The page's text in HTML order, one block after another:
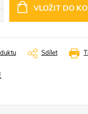
VLOŽIT DO
Sdílet